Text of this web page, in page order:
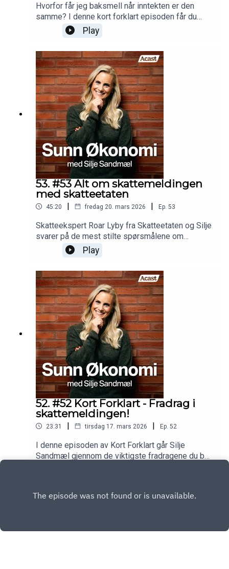
Hvorfor får jeg baksmell når inntekten er den
samme? I denne kort forklart episoden får du
Play
53. #53 Alt om skattemeldingen
med skatteetaten
45:20 | fredag 20. mars 2026 | Ep. 53
Skatteekspert Roar Lyby fra Skatteetaten og Silje
svarer på de mest stilte spørsmålene om
skattemeldingen. Må man endre markedsverdien
på boligen? Hvorfor får man baksmell? Har jeg
verdien på kryptovaluta? I denne episoden får du
endelig svarene!
Play
52. #52 Kort Forklart - Fradrag i
skattemeldingen!
23:31 | tirsdag 17. mars 2026 | Ep. 52
I denne episoden av Kort Forklart går Silje
Sandmæl gjennom de viktigste fradragene du bør
kontrollere.